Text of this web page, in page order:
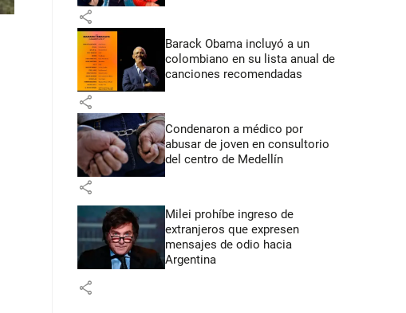
share
Barack Obama incluyó a un
colombiano en su lista anual de
canciones recomendadas
share
Condenaron a médico por
abusar de joven en consultorio
del centro de Medellín
share
Milei prohíbe ingreso de
extranjeros que expresen
mensajes de odio hacia
Argentina
share